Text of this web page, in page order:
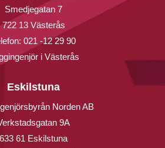
Smedjegatan 7
722 13 Västerås
021 -12 29 90
i Västerås
Eskilstuna
Norden AB
9A
633 61 Eskilstuna